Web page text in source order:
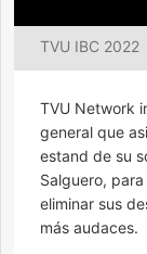
TVU IBC 2022
TVU Network
general que
estand de su
Salguero,
eliminar sus
más audaces.